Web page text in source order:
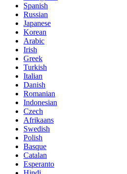
Spanish
Russian
Japanese
Korean
Arabic
Irish
Greek
Turkish
Italian
Danish
Romanian
Indonesian
Czech
Afrikaans
Swedish
Polish
Basque
Catalan
Esperanto